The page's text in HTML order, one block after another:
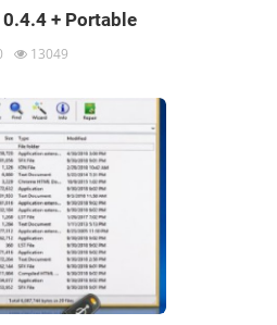
+ Portable
13049